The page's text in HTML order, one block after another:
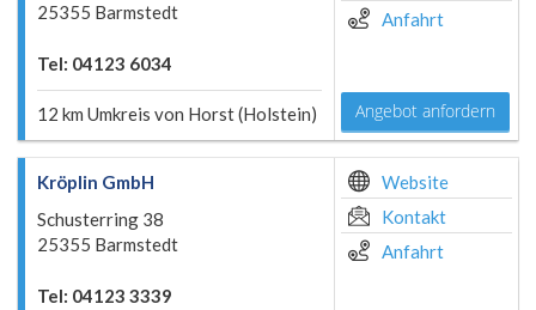
25355 Barmstedt
Tel: 04123 6034
12 km Umkreis von Horst (Holstein)
Anfahrt
Angebot anfordern
Kröplin GmbH
Schusterring 38
25355 Barmstedt
Tel: 04123 3339
Website
Kontakt
Anfahrt